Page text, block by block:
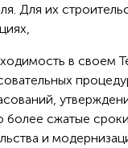
Для их
в своем
более сжатые
и